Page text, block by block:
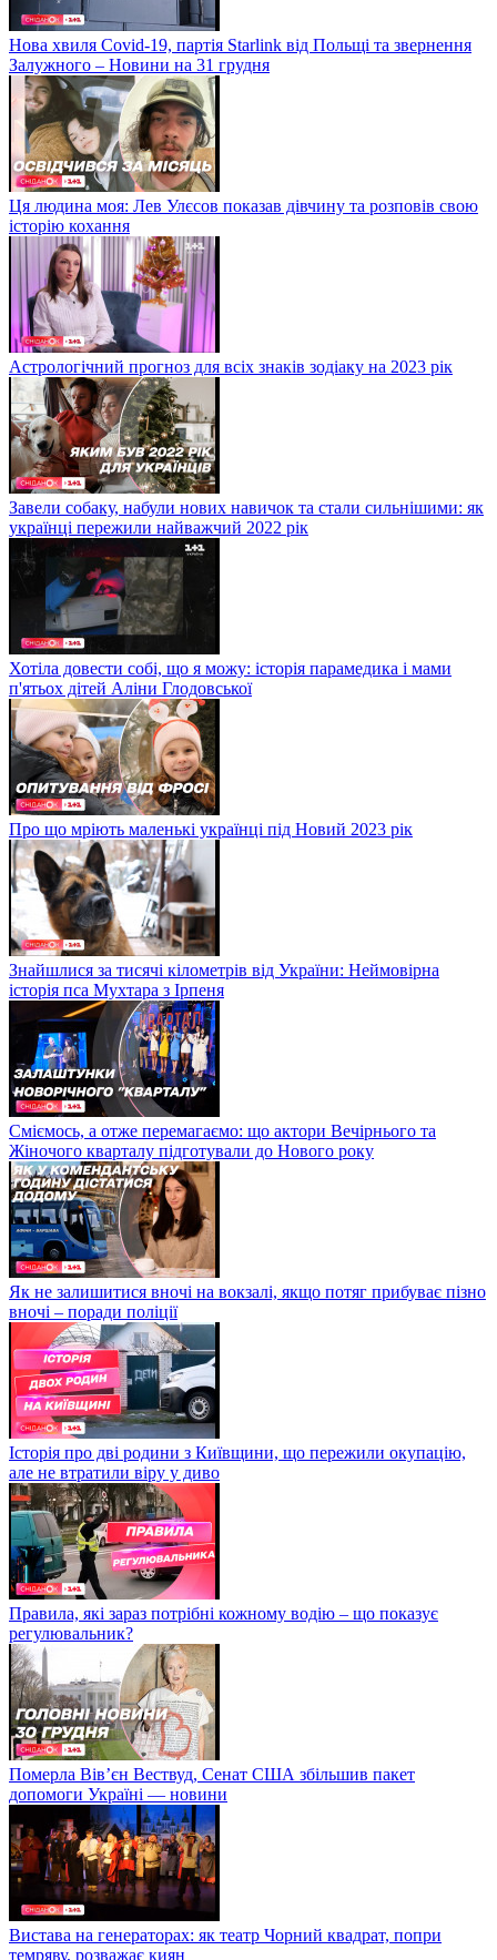
Нова хвиля Covid-19, партія Starlink від Польщі та звернення
Залужного – Новини на 31 грудня
Ця людина моя: Лев Улєсов показав дівчину та розповів свою
історію кохання
Астрологічний прогноз для всіх знаків зодіаку на 2023 рік
Завели собаку, набули нових навичок та стали сильнішими: як
українці пережили найважчий 2022 рік
Хотіла довести собі, що я можу: історія парамедика і мами
п'ятьох дітей Аліни Глодовської
Про що мріють маленькі українці під Новий 2023 рік
Знайшлися за тисячі кілометрів від України: Неймовірна
історія пса Мухтара з Ірпеня
Сміємось, а отже перемагаємо: що актори Вечірнього та
Жіночого кварталу підготували до Нового року
Як не залишитися вночі на вокзалі, якщо потяг прибуває пізно
вночі – поради поліції
Історія про дві родини з Київщини, що пережили окупацію,
але не втратили віру у диво
Правила, які зараз потрібні кожному водію – що показує
регулювальник?
Померла Вівʼєн Вествуд, Сенат США збільшив пакет
допомоги Україні — новини
Вистава на генераторах: як театр Чорний квадрат, попри
темряву, розважає киян